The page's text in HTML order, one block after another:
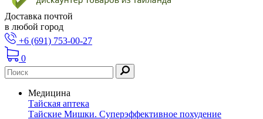
Доставка почтой
в любой город
+6 (691) 753-00-27
0
Медицина
Тайская аптека
Тайские Мишки. Суперэффективное похудение